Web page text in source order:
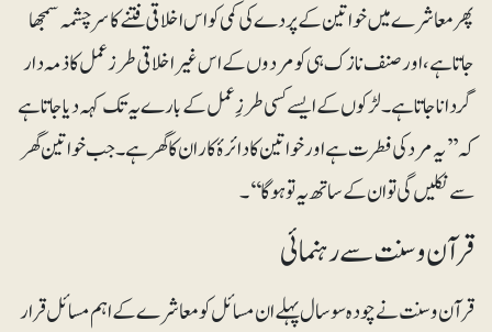
پھر معاشرے میں خواتین کے پردے کی کمی کو اس اخلاقی فتنے کا سرچشمہ سمجھا
جاتا ہے، اور صنف نازک ہی کو مردوں کے اس غیر اخلاقی طرز عمل کا ذمہ دار
گردانا جاتا ہے۔ لڑکوں کے ایسے کسی طرزِعمل کے بارے یہ تک کہہ دیا جاتا ہے
کہ ’’یہ مرد کی فطرت ہے اور خواتین کا دائرۂ کار ان کا گھر ہے۔ جب خواتین گھر
سے نکلیں گی تو ان کے ساتھ یہ تو ہوگا‘‘۔
قرآن و سنت سے رہنمائی
قرآن و سنت نے چودہ سو سال پہلے ان مسائل کو معاشرے کے اہم مسائل قرار